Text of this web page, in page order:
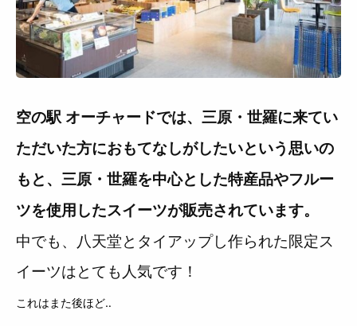
空の駅 オーチャードでは、三原・世羅に来てい
ただいた方におもてなしがしたいという思いの
もと、三原・世羅を中心とした特産品やフルー
ツを使用したスイーツが販売されています。
中でも、八天堂とタイアップし作られた限定ス
イーツはとても人気です！
これはまた後ほど‥